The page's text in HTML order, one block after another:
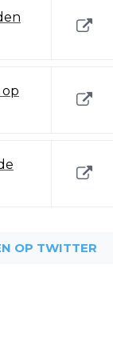
op
OP TWITTER